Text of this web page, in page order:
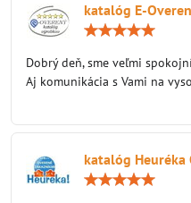
katalóg E-
Dobrý deň, sme veľmi
Aj komunikácia s Vami na
katalóg Heuréka